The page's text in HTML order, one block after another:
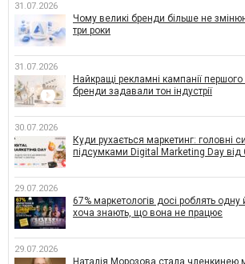
31.07.2026
Чому великі бренди більше не
три роки
31.07.2026
Найкращі рекламні кампанії першого
бренди задавали тон індустрії
30.07.2026
Куди рухається маркетинг: головні
підсумками Digital Marketing Day від
29.07.2026
67% маркетологів досі роблять
хоча знають, що вона не працює
29.07.2026